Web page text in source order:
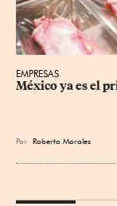
EMPRESAS
México ya es el
Por Roberto Morales